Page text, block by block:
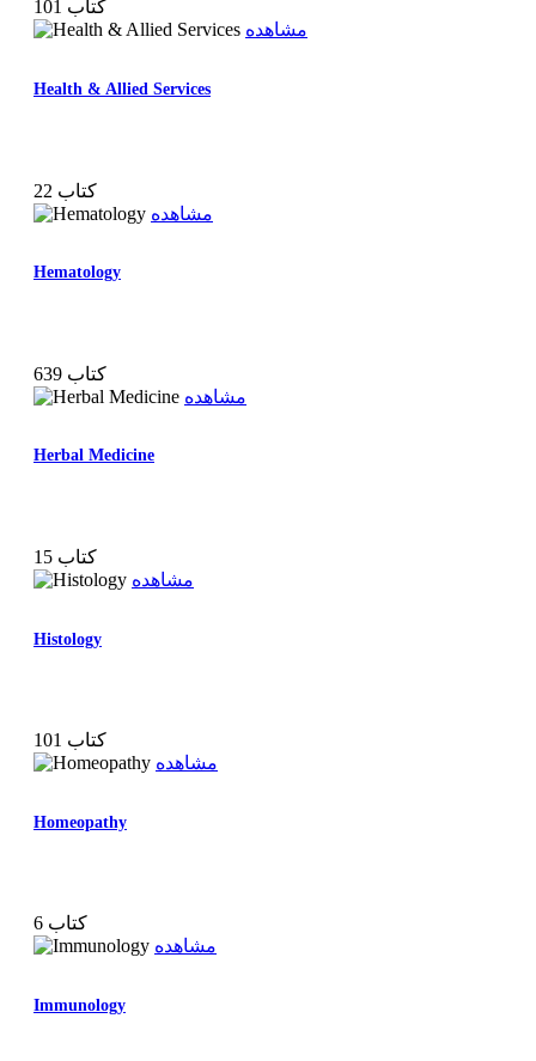
101 کتاب
مشاهده
Health & Allied Services
22 کتاب
مشاهده
Hematology
639 کتاب
مشاهده
Herbal Medicine
15 کتاب
مشاهده
Histology
101 کتاب
مشاهده
Homeopathy
6 کتاب
مشاهده
Immunology